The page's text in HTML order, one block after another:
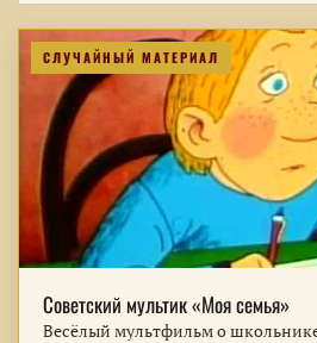
СЛУЧАЙНЫЙ МАТЕРИАЛ
Советский мультик «Моя семья»
Весёлый мультфильм о